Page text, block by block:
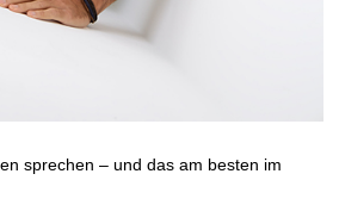
sprechen – und das am besten im